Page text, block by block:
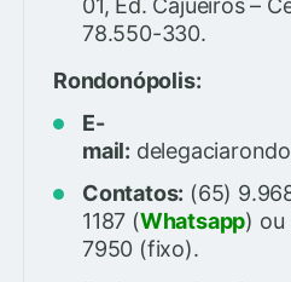
01, Ed. Cajueiros –
78.550-330.
Rondonópolis:
E-
mail:
Contatos: (65)
1187 (Whatsapp) ou
7950 (fixo).